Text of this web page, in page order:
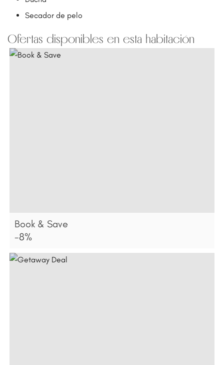
Secador de pelo
Ofertas disponibles en esta habitación
Book & Save
-8%